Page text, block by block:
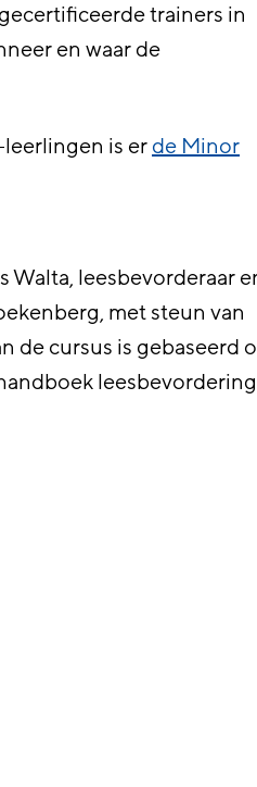
trainers in
en waar de
is erde Minor
Walta, leesbevorderaar
met steun van
de cursus is gebaseerd
leesbevordering